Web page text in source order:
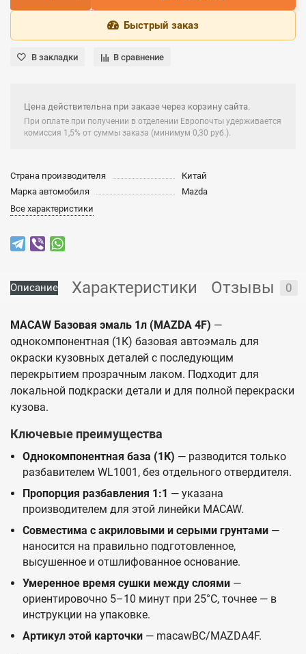
Быстрый заказ
В закладки В сравнение
Цена действительна при заказе через корзину сайта.
При оплате при получении в отделении Европочты удерживается
комиссия 1,5% от суммы заказа (минимум 0,30 руб.).
Страна производителя
Китай
Марка автомобиля
Mazda
Все характеристики
Описание Характеристики Отзывы 0
MACAW Базовая эмаль 1л (MAZDA 4F) —
однокомпонентная (1К) базовая автоэмаль для
окраски кузовных деталей с последующим
перекрытием прозрачным лаком. Подходит для
локальной подкраски детали и для полной перекраски
кузова.
Ключевые преимущества
Однокомпонентная база (1К) — разводится только
разбавителем WL1001, без отдельного отвердителя.
Пропорция разбавления 1:1 — указана
производителем для этой линейки MACAW.
Совместима с акриловыми и серыми грунтами —
наносится на правильно подготовленное,
высушенное и отшлифованное основание.
Умеренное время сушки между слоями —
ориентировочно 5–10 минут при 25°C, точнее — в
инструкции на упаковке.
Артикул этой карточки — macawBC/MAZDA4F.